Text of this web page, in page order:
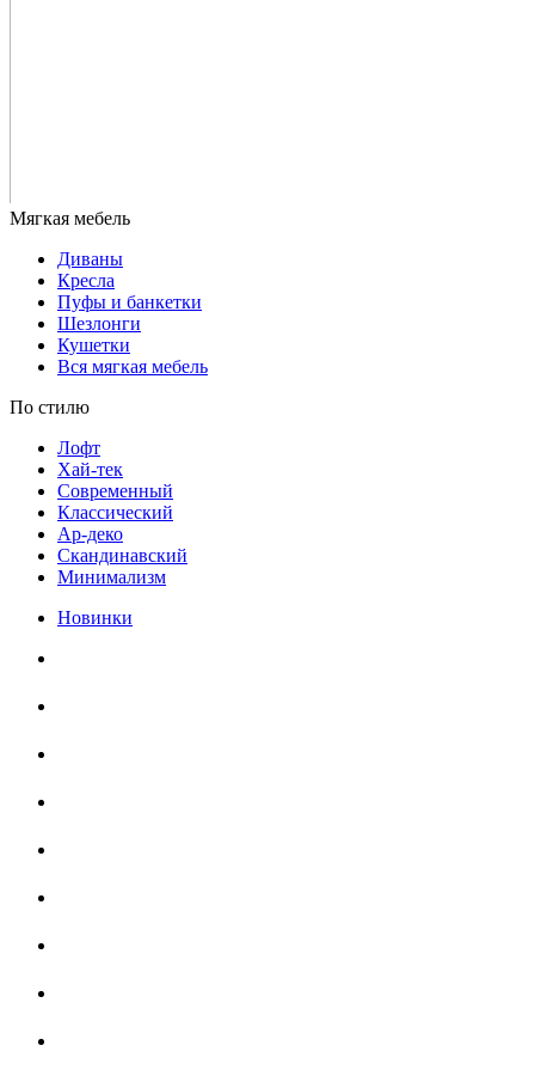
Диваны
Кресла
Пуфы и банкетки
Шезлонги
Кушетки